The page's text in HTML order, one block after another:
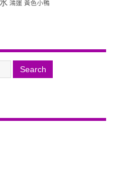
鴻運 黃色小鴨